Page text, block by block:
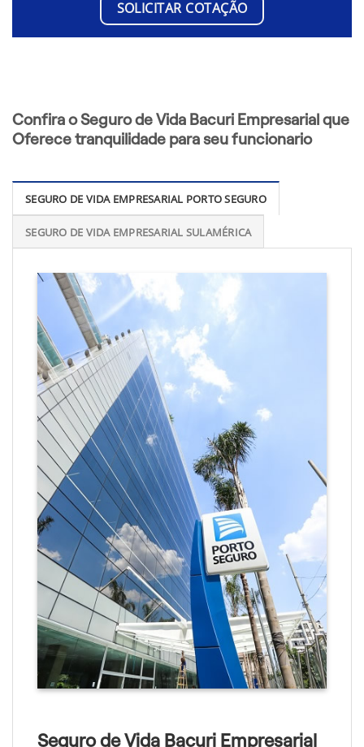
SOLICITAR COTAÇÃO
Confira o Seguro de Vida Bacuri Empresarial que
Oferece tranquilidade para seu funcionario
SEGURO DE VIDA EMPRESARIAL PORTO SEGURO
SEGURO DE VIDA EMPRESARIAL SULAMÉRICA
Seguro de Vida Bacuri Empresarial